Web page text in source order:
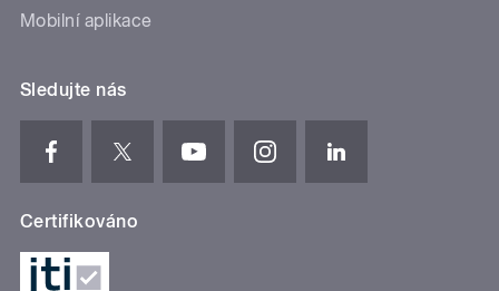
Mobilní aplikace
Sledujte nás
Certifikováno